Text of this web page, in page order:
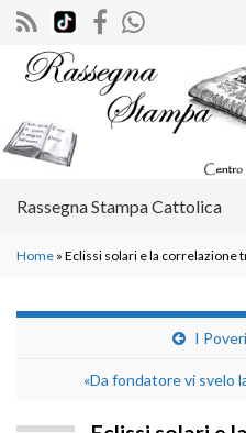
Search for:
Rassegna Stampa Cattolica
Home » Eclissi solari e la correlazione
I
«Da fondatore vi svelo